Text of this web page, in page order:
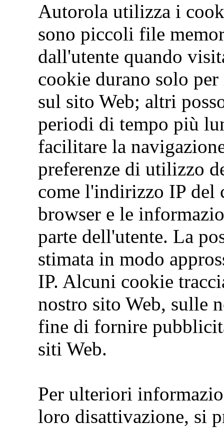
Autorola utilizza i
sono piccoli file
dall'utente quando
cookie durano solo
sul sito Web; altri
periodi di tempo più
facilitare la
preferenze di utilizzo
come l'indirizzo IP del
browser e le
parte dell'utente. La
stimata in modo
IP. Alcuni cookie
nostro sito Web, sulle
fine di fornire
siti Web.
Per ulteriori
loro disattivazione, si